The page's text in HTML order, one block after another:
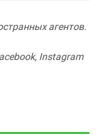
агентов.
Instagram